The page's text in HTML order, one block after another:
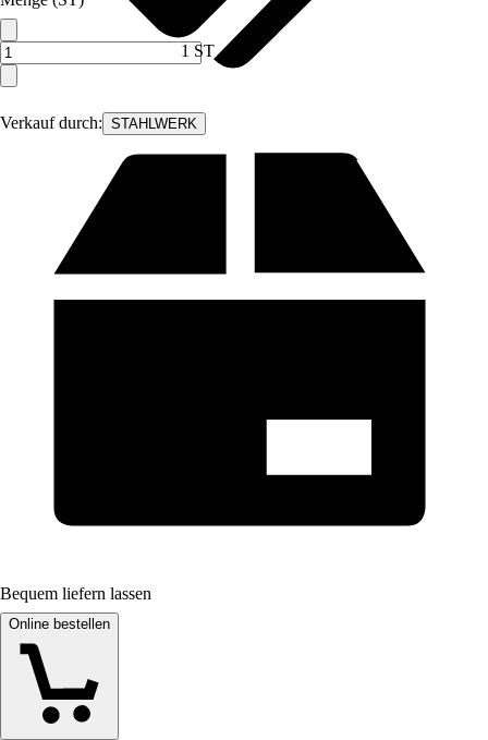
Verkauf durch: STAHLWERK
1 ST
Bequem liefern lassen
Online bestellen